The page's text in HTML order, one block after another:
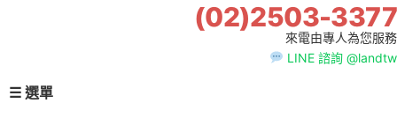
(02)2503-3377
來電由專人為您服務
LINE 諮詢 @landtw
☰ 選單